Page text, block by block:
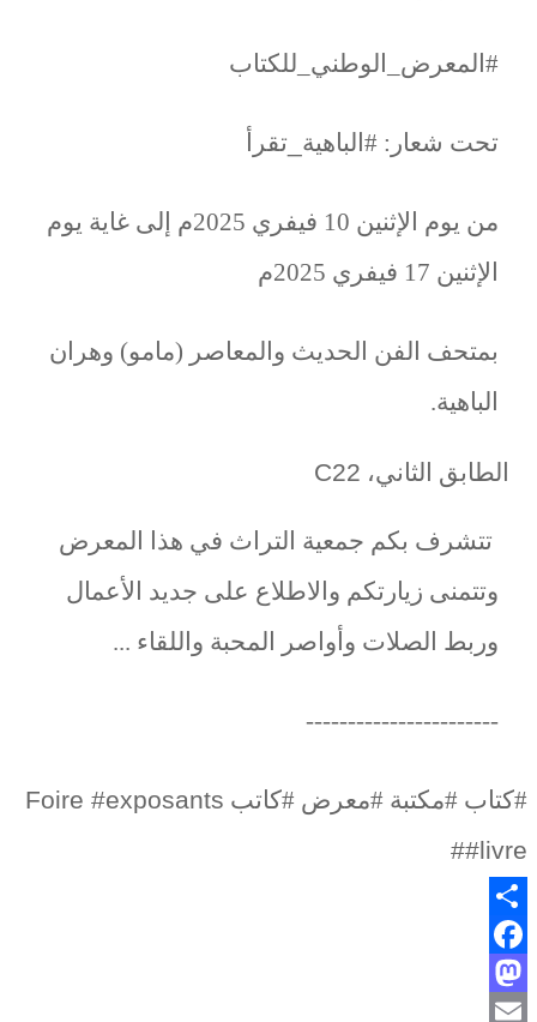
#المعرض_الوطني_للكتاب
تحت شعار: #الباهية تقرأ
من يوم الإثنين 10 فيفري 2025م إلى غاية يوم
الإثنين 17 فيفري 2025م
بمتحف الفن الحديث والمعاصر (مامو) وهران
الباهية.
الطابق الثاني، C22
تتشرف بكم جمعية التراث في هذا المعرض
وتتمنى زيارتكم والاطلاع على جديد الأعمال
وربط الصلات وأواصر المحبة واللقاء ...
-----------------------
#كتاب #مكتبة #معرض #كاتب Foire #exposants
#livre
#
Share
Facebook
Mastodon